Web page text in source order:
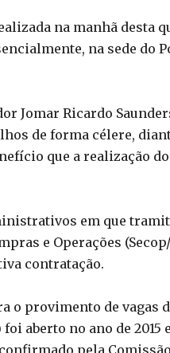
na manhã
na sede do
Jomar Ricardo
de forma célere,
que a realização
em que
e Operações
contratação.
o provimento de vagas
aberto no ano de 2015
pela